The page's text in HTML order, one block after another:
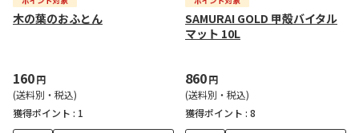
木の葉のおふとん
160円
(送料別・税込)
獲得ポイント : 1
SAMURAI GOLD 甲殻バイタル
マット 10L
860円
(送料別・税込)
獲得ポイント : 8